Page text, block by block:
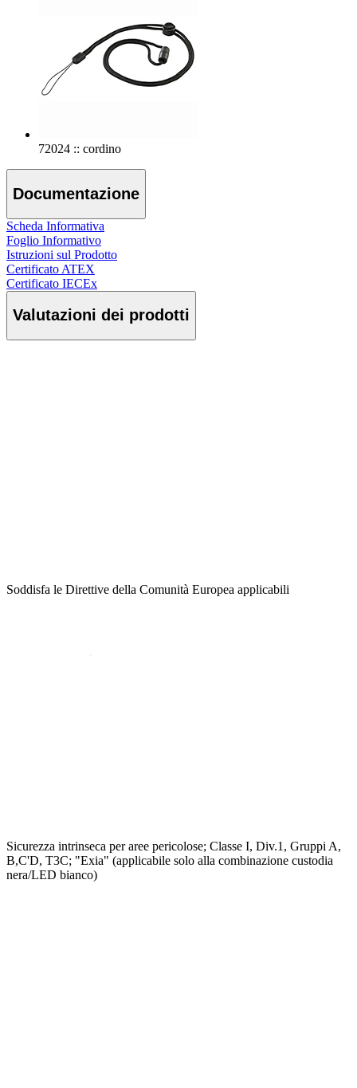
72024 :: cordino
Documentazione
Scheda Informativa
Foglio Informativo
Istruzioni sul Prodotto
Certificato ATEX
Certificato IECEx
Valutazioni dei prodotti
Soddisfa le Direttive della Comunità Europea applicabili
Sicurezza intrinseca per aree pericolose; Classe I, Div.1, Gruppi A,
B,C'D, T3C; "Exia" (applicabile solo alla combinazione custodia
nera/LED bianco)